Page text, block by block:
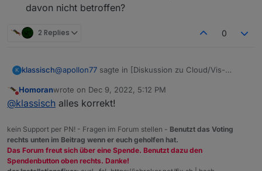
davon nicht betroffen?
2 Replies 0
K klassisch@apollon77 sagte in [Diskussion zu Cloud/Vis-
Vis Offline Lizenz für vis 1.x+2.x für 23,80 EUR
Viss offline Lizenz war mir neu. Habe jetzt dazu
https://forum.iobroker.net/topic/46334/neue-vis-
offline-lizenz-für-die-private-nutzung
gefunden.
Bei jedem Start von
ioBroker
wird ein Internet-Zugang benötigt, damit VIS
Do not disturb
Homoranwrote on Dec 9, 2022, 5:12 PM
last edited by
@klassisch alles korrekt!
kein Support per PN! - Fragen im Forum stellen - Benutzt das Voting
rechts unten im Beitrag wenn er euch geholfen hat.
Das Forum freut sich über eine Spende. Benutzt dazu den
Spendenbutton oben rechts. Danke!